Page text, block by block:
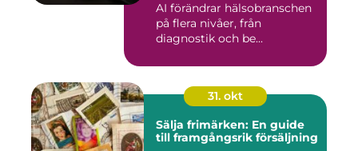
AI förändrar hälsobranschen
på flera nivåer, från
diagnostik och be...
31. okt
Sälja frimärken: En guide
till framgångsrik försäljning